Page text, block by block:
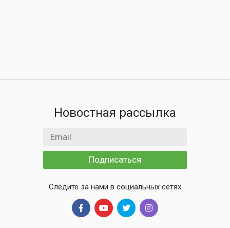
Новостная рассылка
Email адрес
Подписаться
Следите за нами в социальных сетях